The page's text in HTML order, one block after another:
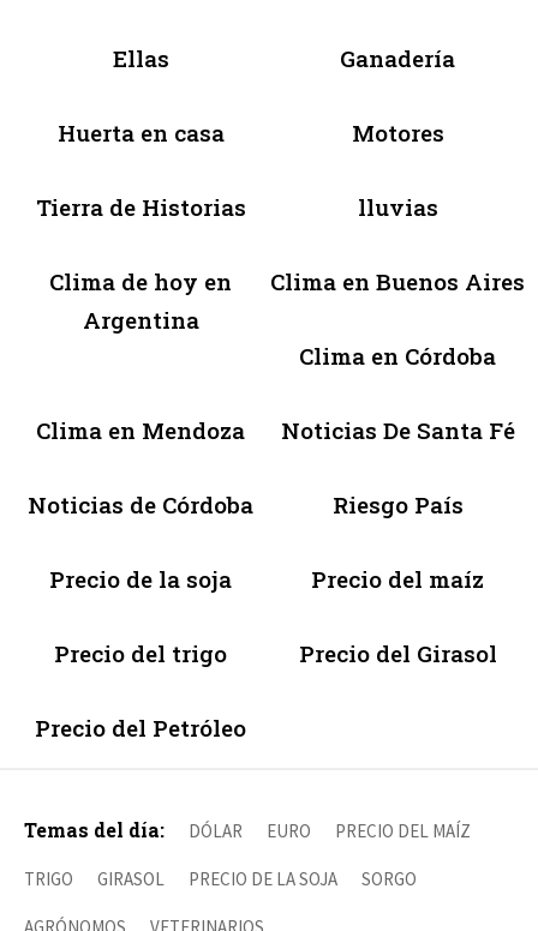
Ellas Ganadería
Huerta en casa Motores
Tierra de Historias lluvias
Clima de hoy en
Argentina
Clima en Buenos Aires
Clima en Córdoba
Clima en Mendoza Noticias De Santa Fé
Noticias de Córdoba Riesgo País
Precio de la soja Precio del maíz
Precio del trigo Precio del Girasol
Precio del Petróleo
Temas del día: DÓLAR EURO PRECIO DEL MAÍZ
TRIGO GIRASOL PRECIO DE LA SOJA SORGO